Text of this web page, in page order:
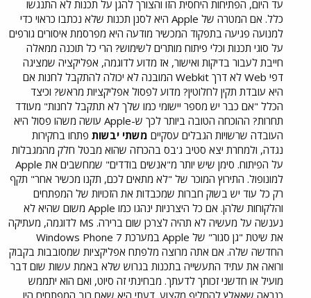
עד היום, הפתיחות היחסית הזו והצורך להגן על תכנות לא התנגשו
כלל. אם המטרה של Apple היא לסנן תכנות שלא נכתבו כראוי כדי
למנועה פגיעה בתפקוד המכשיר מודעה היא מפרסמת איסורים גורפים
על סוגי תכנות וכלי פיתוח מותרים לשימוש? הרי כל תוכנה ממאלה
חייבת לעבור בדיקות ואישור, אז מדוע לדוגמה, אפליקציה שמציגה
דפי Web לא דרך Webkit המובנה לא יכולה להתקבל לחנות אם
היא עובדת תקין לחלוטין? מדוע לפסול אפליקציות מראש? וכיצד
הכלל "אם כבר יש מספר יישומי כמו שלך לא תתקבל לחנות" מעודד
תחרות? ההוכחה הטובה ביותר לכך ש-Apple עושה משהו פסול היא
העובדה שרשויות הגבלים עסקיים משתי יבשות פתחו בחקירות
נגדה, ולמחרת יצא סטיב ג'בס בהכרזה שהוא מבטל חלק מהמגבלות
על הפיתוח. סימן שיש יותר מ"אנשים בודדים" שמחשבים את Apple
למונופול. התירוץ המוכר של "לא מתאים לכם, תקנו מכשיר אחר" תקף
רק כל עוד יש בשוק חברות שמכבדות את הזכויות של המפתחים
והלקוחות שלהן. אם כל היצרניות ינהגו כמו Apple משום שהיא לא
נענשה על מעשיה לא תהיה לצרכן שום ברירה. MS לדוגמה, מעתיקה
את שיטת "גן סגור" של Apple במערכת Windows Phone 7
החדשה שלה. אם אתה מרוצה מלפתח אפליקציות שמסובבות בקבוק
ורואה את עתיד התעשייה בתכנות בגרוש שלא באמת עשות שום דבר
מועיל או חדשני זכותך לדעתך. מבחינתי זה סיוט, ואם הוא יתממש
כנראה שאאלץ להחליף מקצוע. דעתי היא שאם רוב המפתחים היו